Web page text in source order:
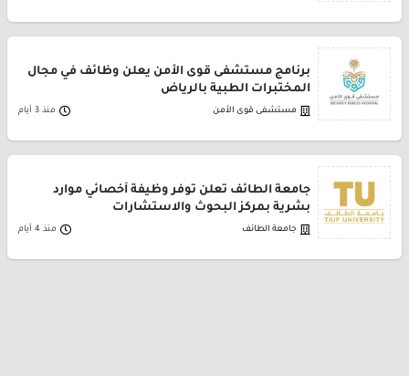
برنامج مستشفى قوى الأمن يعلن وظائف في مجال
المختبرات الطبية بالرياض
مستشفى قوى الأمن منذ 3 أيام
جامعة الطائف تعلن توفر وظيفة أخصائي موارد
بشرية بمركز البحوث والاستشارات
جامعة الطائف منذ 4 أيام